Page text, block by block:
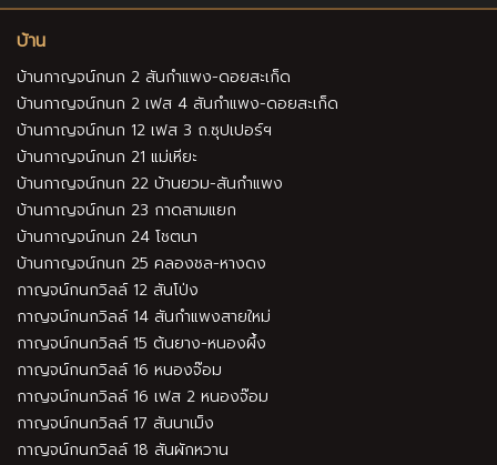
บ้าน
บ้านกาญจน์กนก 2 สันกำแพง-ดอยสะเก็ด
บ้านกาญจน์กนก 2 เฟส 4 สันกำแพง-ดอยสะเก็ด
บ้านกาญจน์กนก 12 เฟส 3 ถ.ซุปเปอร์ฯ
บ้านกาญจน์กนก 21 แม่เหียะ
บ้านกาญจน์กนก 22 บ้านยวม-สันกำแพง
บ้านกาญจน์กนก 23 กาดสามแยก
บ้านกาญจน์กนก 24 โชตนา
บ้านกาญจน์กนก 25 คลองชล-หางดง
กาญจน์กนกวิลล์ 12 สันโป่ง
กาญจน์กนกวิลล์ 14 สันกำแพงสายใหม่
กาญจน์กนกวิลล์ 15 ต้นยาง-หนองผึ้ง
กาญจน์กนกวิลล์ 16 หนองจ๊อม
กาญจน์กนกวิลล์ 16 เฟส 2 หนองจ๊อม
กาญจน์กนกวิลล์ 17 สันนาเม็ง